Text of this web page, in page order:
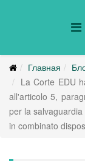
Главная
La Corte EDU
all'articolo 5,
per la
in combinato